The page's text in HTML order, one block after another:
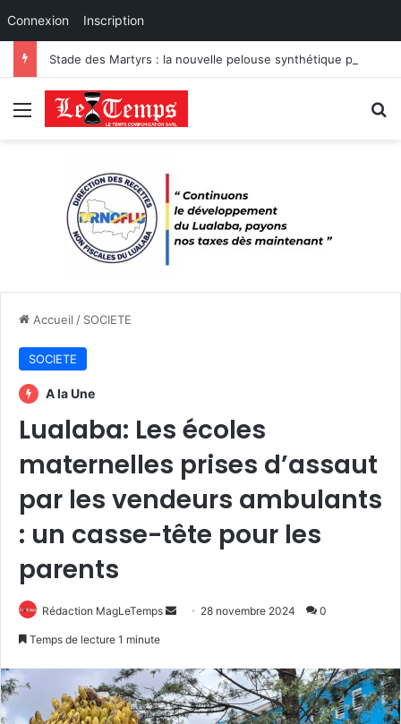
Connexion Inscription
Menu
Accueil / SOCIETE
SOCIETE
A la Une
Lualaba: Les écoles
maternelles prises d’assaut
par les vendeurs ambulants
: un casse-tête pour les
parents
Rédaction MagLeTemps
Envoyer28 novembre 2024 0
Temps de lecture 1 minute